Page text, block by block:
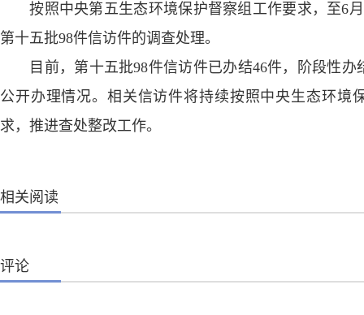
按照中央第五生态环境保护督察组工作要求，至6月
第十五批98件信访件的调查处理。
目前，第十五批98件信访件已办结46件，阶段性办
公开办理情况。相关信访件将持续按照中央生态环境
求，推进查处整改工作。
相关阅读
评论